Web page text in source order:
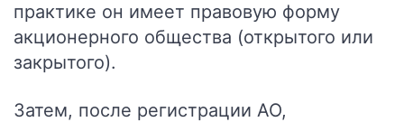
практике он имеет правовую форму
акционерного общества (открытого или
закрытого).
Затем, после регистрации АО,